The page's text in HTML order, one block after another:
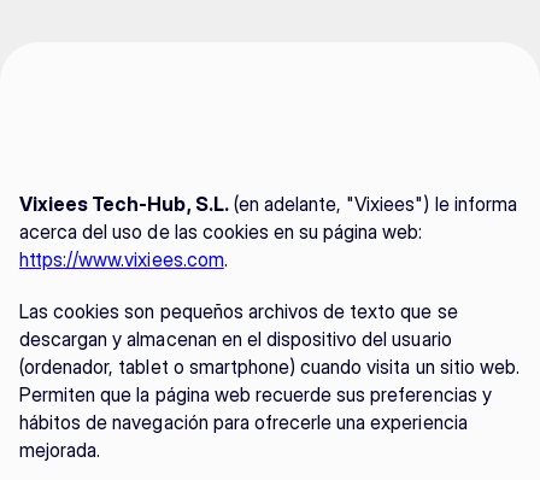
Vixiees Tech-Hub, S.L. (en adelante, "Vixiees") le informa
https://www.vixiees.com.
Las cookies son pequeños archivos de texto que se
descargan y almacenan en el dispositivo del usuario
(ordenador, tablet o smartphone) cuando visita un sitio web.
Permiten que la página web recuerde sus preferencias y
hábitos de navegación para ofrecerle una experiencia
mejorada.